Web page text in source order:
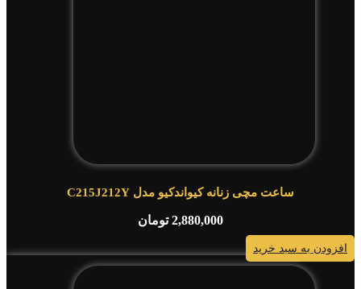
ساعت مچی زنانه کیواندکیو مدل C215J212Y
2,880,000 تومان
افزودن به سبد خرید